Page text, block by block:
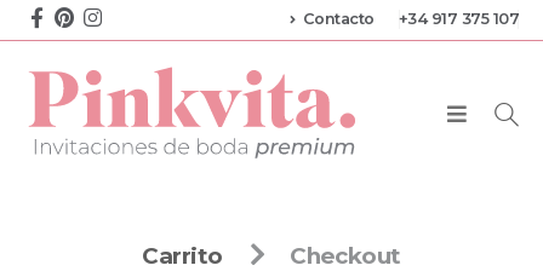
Contacto +34 917 375 107
Carrito Checkout